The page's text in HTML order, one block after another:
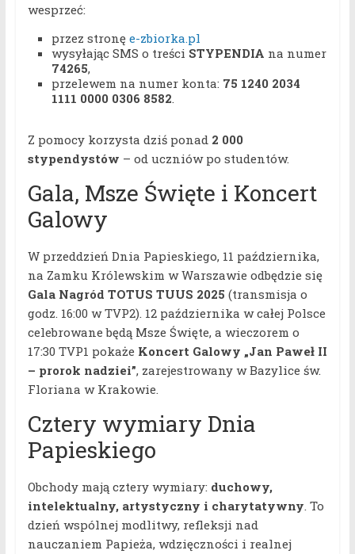
wesprzeć:
przez stronę e-zbiorka.pl
wysyłając SMS o treści STYPENDIA na numer
74265,
przelewem na numer konta: 75 1240 2034
1111 0000 0306 8582.
Z pomocy korzysta dziś ponad 2 000
stypendystów – od uczniów po studentów.
Gala, Msze Święte i Koncert
Galowy
W przeddzień Dnia Papieskiego, 11 października,
na Zamku Królewskim w Warszawie odbędzie się
Gala Nagród TOTUS TUUS 2025 (transmisja o
godz. 16:00 w TVP2). 12 października w całej Polsce
celebrowane będą Msze Święte, a wieczorem o
17:30 TVP1 pokaże Koncert Galowy „Jan Paweł II
– prorok nadziei”, zarejestrowany w Bazylice św.
Floriana w Krakowie.
Cztery wymiary Dnia
Papieskiego
Obchody mają cztery wymiary: duchowy,
intelektualny, artystyczny i charytatywny. To
dzień wspólnej modlitwy, refleksji nad
nauczaniem Papieża, wdzięczności i realnej